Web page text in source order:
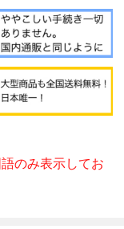
のみ表示してお